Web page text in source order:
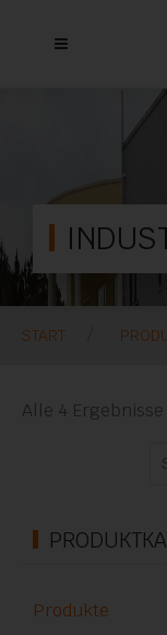
START
Alle 4
Produkte